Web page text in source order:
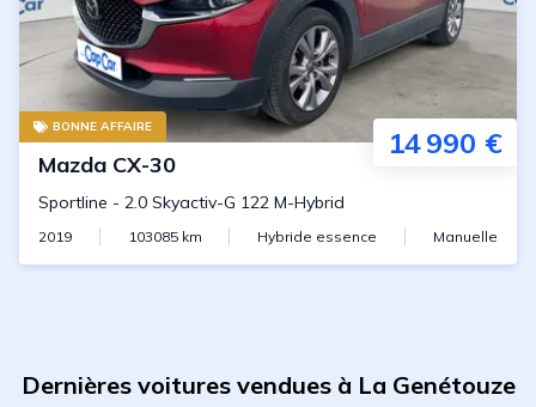
BONNE AFFAIRE 14 990 €
Mazda CX-30
Sportline - 2.0 Skyactiv-G 122 M-Hybrid
2019 103085km Hybride essence Manuelle
Dernières voitures vendues à La Genétouze